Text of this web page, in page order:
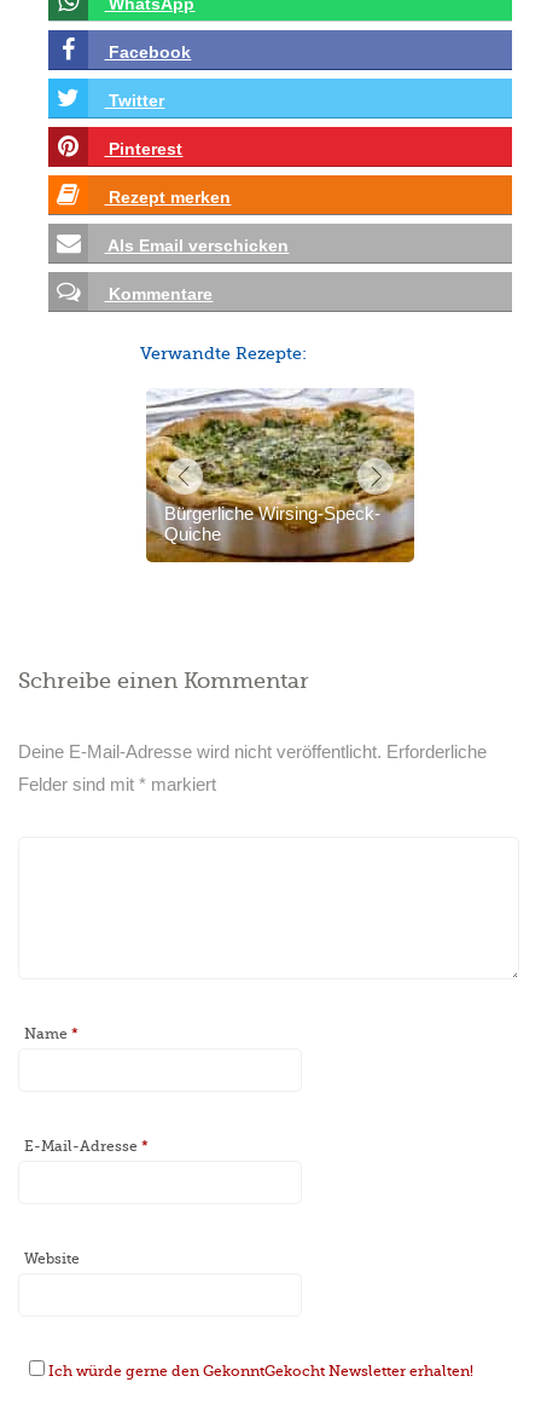
Facebook
Twitter
Pinterest
Rezept merken
Als Email verschicken
Kommentare
Verwandte Rezepte:
Bürgerliche Wirsing-Speck-
Quiche
Schreibe einen Kommentar
Deine E-Mail-Adresse wird nicht veröffentlicht. Erforderliche
Felder sind mit* markiert
Name*
E-Mail-Adresse*
Website
Ich würde gerne den GekonntGekocht Newsletter erhalten!